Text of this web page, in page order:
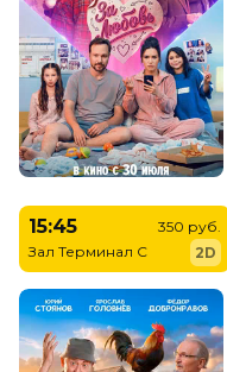
15:45
Зал Терминал C
350 руб.
2D